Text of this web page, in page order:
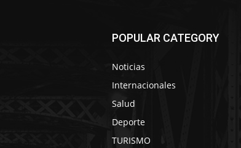
POPULAR CATEGORY
Noticias
Internacionales
Salud
Deporte
TURISMO